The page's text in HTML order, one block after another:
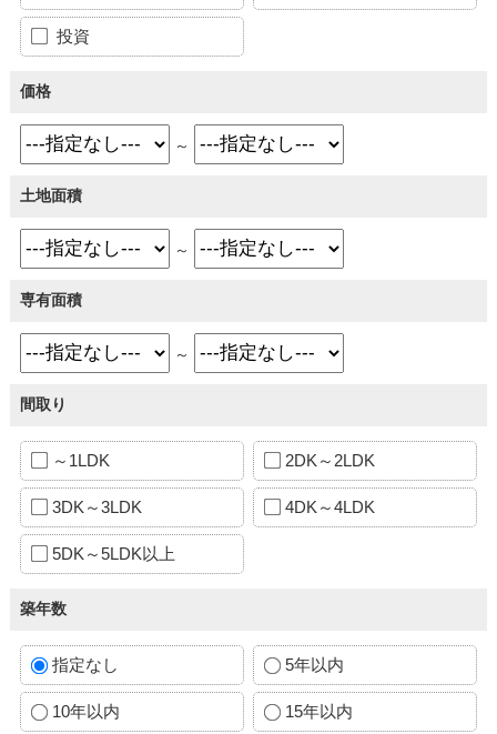
投資
価格
～
土地面積
～
専有面積
～
間取り
～1LDK 2DK～2LDK
3DK～3LDK 4DK～4LDK
5DK～5LDK以上
築年数
指定なし 5年以内
10年以内 15年以内